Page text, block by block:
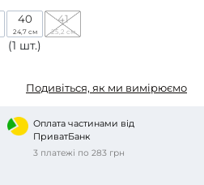
40
24,7 см
(1 шт.)
41
25,2 см
Подивіться, як ми вимірюємо
Оплата частинами від
ПриватБанк
3 платежі по 283 грн